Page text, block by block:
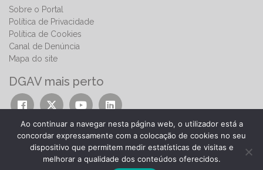
Sobre o Portal
Política de Privacidade
Política de Cookies
Canal de Denúncia
Mapa do site
DGAV mais perto
Ao continuar a navegar nesta página web, o utilizador está a
concordar expressamente com a colocação de cookies no seu
dispositivo que permitem medir estatísticas de visitas e
melhorar a qualidade dos conteúdos oferecidos.